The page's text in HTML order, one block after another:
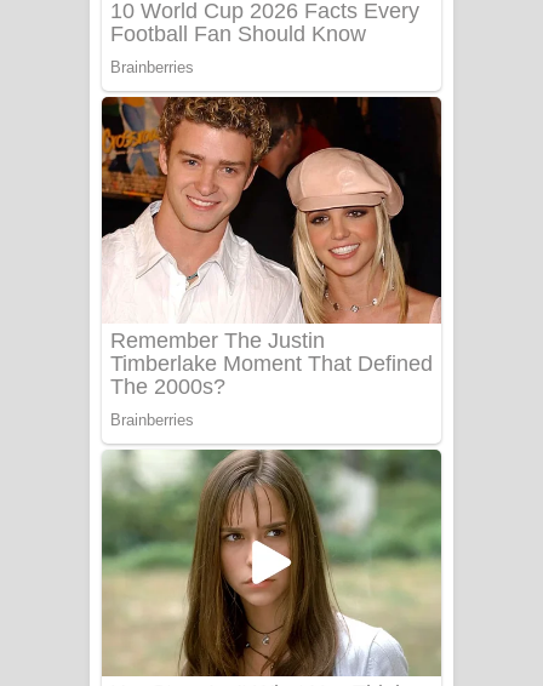
දුන් ආදරේ ගීතයේ පද පෙළ
Liyamuda Dan Anagathe Song Lyrics
- ලියමුද දැන් අනාගතේ ගීතයේ පද පෙළ
Doni Song Lyrics - දෝණි ගීතයේ පද
පෙළ
Benthara Palame Song Lyrics -
බෙන්තර පාලමේ ගීතයේ පද පෙළ
Sanda Babalena Song Lyrics - සඳ
බැබලෙන ගීතයේ පද පෙළ
Adare Wadi Nisa Song Lyrics - ආදරේ
වැඩි නිසා ගීතයේ පද පෙළ
UNUHUMA Song Lyrics - උණුහුම
ගීතයේ පද පෙළ
Katakara Song Lyrics - කටකාර ගීතයේ